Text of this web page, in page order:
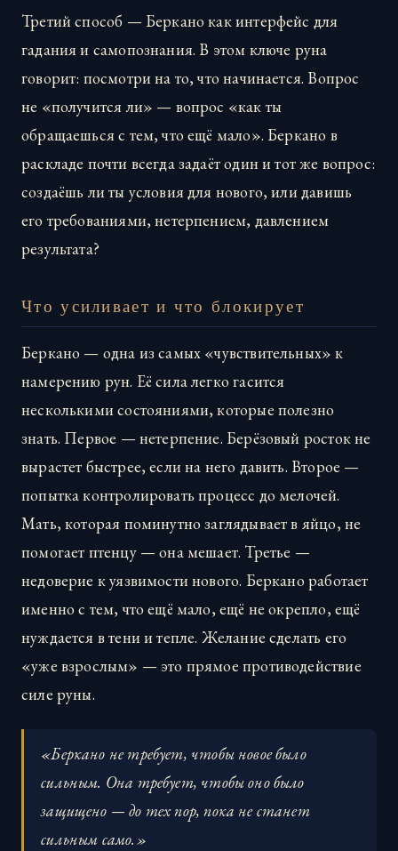
Третий способ — Беркано как интерфейс для
гадания и самопознания. В этом ключе руна
говорит: посмотри на то, что начинается. Вопрос
не «получится ли» — вопрос «как ты
обращаешься с тем, что ещё мало». Беркано в
раскладе почти всегда задаёт один и тот же вопрос:
создаёшь ли ты условия для нового, или давишь
его требованиями, нетерпением, давлением
результата?
Что усиливает и что блокирует
Беркано — одна из самых «чувствительных» к
намерению рун. Её сила легко гасится
несколькими состояниями, которые полезно
знать. Первое — нетерпение. Берёзовый росток не
вырастет быстрее, если на него давить. Второе —
попытка контролировать процесс до мелочей.
Мать, которая поминутно заглядывает в яйцо, не
помогает птенцу — она мешает. Третье —
недоверие к уязвимости нового. Беркано работает
именно с тем, что ещё мало, ещё не окрепло, ещё
нуждается в тени и тепле. Желание сделать его
«уже взрослым» — это прямое противодействие
силе руны.
«Беркано не требует, чтобы новое было
сильным. Она требует, чтобы оно было
защищено — до тех пор, пока не станет
сильным само.»